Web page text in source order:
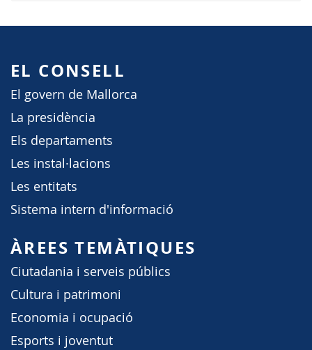
EL CONSELL
El govern de Mallorca
La presidència
Els departaments
Les instal·lacions
Les entitats
Sistema intern d'informació
ÀREES TEMÀTIQUES
Ciutadania i serveis públics
Cultura i patrimoni
Economia i ocupació
Esports i joventut